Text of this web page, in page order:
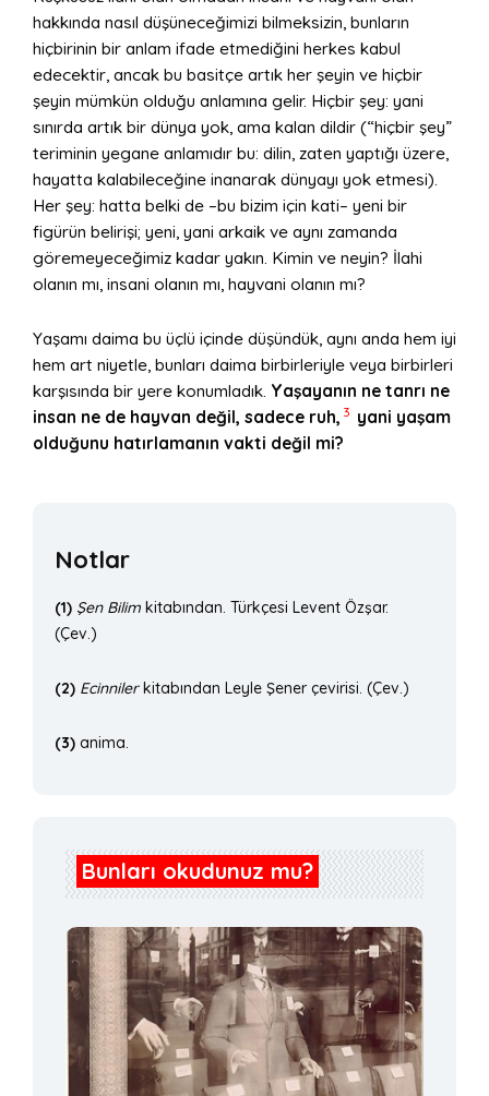
hakkında nasıl düşüneceğimizi bilmeksizin, bunların
hiçbirinin bir anlam ifade etmediğini herkes kabul
edecektir, ancak bu basitçe artık her şeyin ve hiçbir
şeyin mümkün olduğu anlamına gelir. Hiçbir şey: yani
sınırda artık bir dünya yok, ama kalan dildir (“hiçbir şey”
teriminin yegane anlamıdır bu: dilin, zaten yaptığı üzere,
hayatta kalabileceğine inanarak dünyayı yok etmesi).
Her şey: hatta belki de –bu bizim için kati– yeni bir
figürün belirişi; yeni, yani arkaik ve aynı zamanda
göremeyeceğimiz kadar yakın. Kimin ve neyin? İlahi
olanın mı, insani olanın mı, hayvani olanın mı?
Yaşamı daima bu üçlü içinde düşündük, aynı anda hem iyi
hem art niyetle, bunları daima birbirleriyle veya birbirleri
karşısında bir yere konumladık. Yaşayanın ne tanrı ne
insan ne de hayvan değil, sadece ruh, 3 yani yaşam
olduğunu hatırlamanın vakti değil mi?
Notlar
(1) Şen Bilim kitabından. Türkçesi Levent Özşar.
(Çev.)
(2) Ecinnilerkitabından Leyle Şener çevirisi. (Çev.)
(3) anima.
Bunları okudunuz mu?